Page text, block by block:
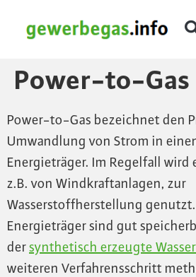
Power-to-Gas
Power-to-Gas bezeichnet den
Umwandlung von Strom in
Energieträger. Im Regelfall wird
z.B. von Windkraftanlagen, zur
Wasserstoffherstellung
Energieträger sind gut
der synthetisch erzeugte
weiteren Verfahrensschritt